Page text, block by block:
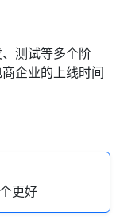
测试等多个阶
企业的上线时间
更好